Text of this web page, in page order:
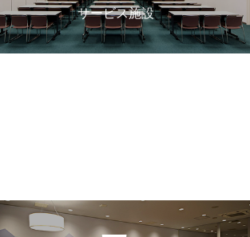
サービス施設